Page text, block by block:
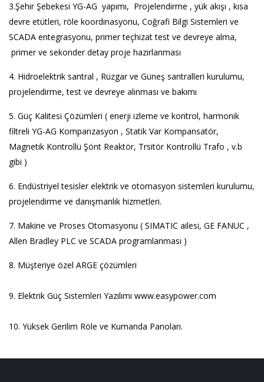
3.Şehir Şebekesi YG-AG yapımı, Projelendirme , yük akışı , kısa
devre etütleri, röle koordinasyonu, Coğrafi Bilgi Sistemleri ve
SCADA entegrasyonu, primer teçhizat test ve devreye alma,
primer ve sekonder detay proje hazırlanması
4. Hidroelektrik santral , Rüzgar ve Güneş santralleri kurulumu,
projelendirme, test ve devreye alınması ve bakımı
5. Güç Kalitesi Çözümleri ( enerji izleme ve kontrol, harmonik
filtreli YG-AG Kompanzasyon , Statik Var Kompansatör,
Magnetik Kontrollü Şönt Reaktör, Trsitör Kontrollü Trafo , v.b
gibi )
6. Endüstriyel tesisler elektrik ve otomasyon sistemleri kurulumu,
projelendirme ve danışmanlık hizmetleri.
7. Makine ve Proses Otomasyonu ( SIMATIC ailesi, GE FANUC ,
Allen Bradley PLC ve SCADA programlanması )
8. Müşteriye özel ARGE çözümleri
9. Elektrik Güç Sistemleri Yazılımı www.easypower.com
10. Yüksek Gerilim Röle ve Kumanda Panoları.